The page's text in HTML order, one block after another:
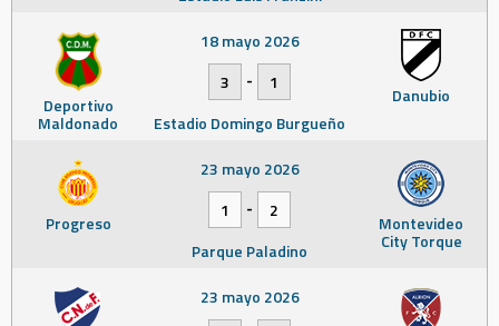
Deportivo
Maldonado
Danubio
18 mayo 2026
3
-
1
Estadio Domingo Burgueño
Progreso Montevideo
City Torque
23 mayo 2026
1
-
2
Parque Paladino
23 mayo 2026